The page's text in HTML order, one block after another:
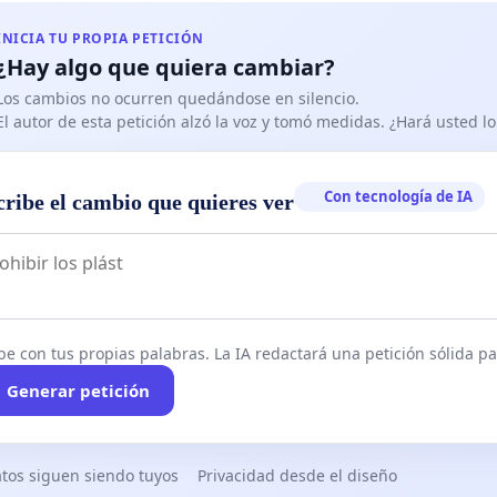
o de la autoridad funcional,
temporal de todo tipo de bienes. (¿Todo tipo de bienes
tus tierras, tu cosecha, tu cuenta bancaria, tu
adoptadas en aplicación de este precepto tendrán
a la situación de interés para la Seguridad Nacional y
limitada"? ¿Los supuestos 15 días de confinamiento
dos años de declaración de "pandemia" y más?).
de comunicación colaborarán con las
en la difusión de las informaciones preventivas y
(¿Estos Medios de Manipulación Masiva, pagados y
TU PROPIA PETICIÓN
algo que quiera cambiar?
cambios no ocurren quedándose en silencio.
autor de esta petición alzó la voz y tomó medidas. ¿Hará usted
el cambio que quieres ver Con tecnología de IA
con tus propias palabras. La IA redactará una petición sólida
Generar petición
siguen siendo tuyos Privacidad desde el diseño